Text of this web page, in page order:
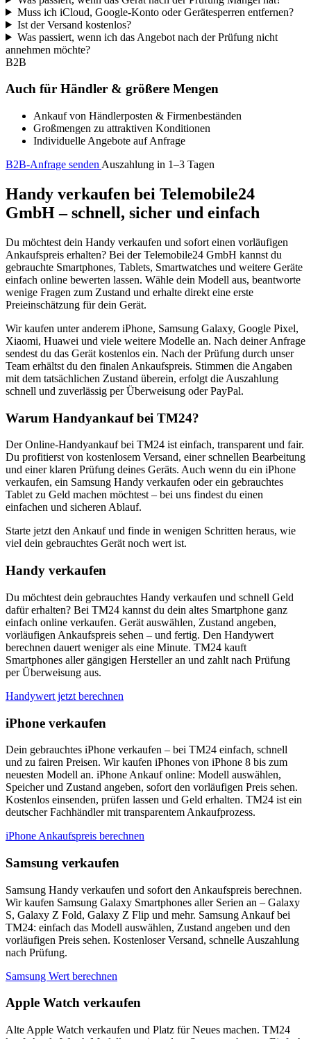
Muss ich iCloud, Google-Konto oder Gerätesperren entfernen?
Ist der Versand kostenlos?
Was passiert, wenn ich das Angebot nach der Prüfung nicht
annehmen möchte?
B2B
Auch für Händler & größere Mengen
Ankauf von Händlerposten & Firmenbeständen
Großmengen zu attraktiven Konditionen
Individuelle Angebote auf Anfrage
B2B-Anfrage senden Auszahlung in 1–3 Tagen
Handy verkaufen bei Telemobile24
GmbH – schnell, sicher und einfach
Du möchtest dein Handy verkaufen und sofort einen vorläufigen
Ankaufspreis erhalten? Bei der Telemobile24 GmbH kannst du
gebrauchte Smartphones, Tablets, Smartwatches und weitere Geräte
einfach online bewerten lassen. Wähle dein Modell aus, beantworte
wenige Fragen zum Zustand und erhalte direkt eine erste
Preieinschätzung für dein Gerät.
Wir kaufen unter anderem iPhone, Samsung Galaxy, Google Pixel,
Xiaomi, Huawei und viele weitere Modelle an. Nach deiner Anfrage
sendest du das Gerät kostenlos ein. Nach der Prüfung durch unser
Team erhältst du den finalen Ankaufspreis. Stimmen die Angaben
mit dem tatsächlichen Zustand überein, erfolgt die Auszahlung
schnell und zuverlässig per Überweisung oder PayPal.
Warum Handyankauf bei TM24?
Der Online-Handyankauf bei TM24 ist einfach, transparent und fair.
Du profitierst von kostenlosem Versand, einer schnellen Bearbeitung
und einer klaren Prüfung deines Geräts. Auch wenn du ein iPhone
verkaufen, ein Samsung Handy verkaufen oder ein gebrauchtes
Tablet zu Geld machen möchtest – bei uns findest du einen
einfachen und sicheren Ablauf.
Starte jetzt den Ankauf und finde in wenigen Schritten heraus, wie
viel dein gebrauchtes Gerät noch wert ist.
Handy verkaufen
Du möchtest dein gebrauchtes Handy verkaufen und schnell Geld
dafür erhalten? Bei TM24 kannst du dein altes Smartphone ganz
einfach online verkaufen. Gerät auswählen, Zustand angeben,
vorläufigen Ankaufspreis sehen – und fertig. Den Handywert
berechnen dauert weniger als eine Minute. TM24 kauft
Smartphones aller gängigen Hersteller an und zahlt nach Prüfung
per Überweisung aus.
Handywert jetzt berechnen
iPhone verkaufen
Dein gebrauchtes iPhone verkaufen – bei TM24 einfach, schnell
und zu fairen Preisen. Wir kaufen iPhones von iPhone 8 bis zum
neuesten Modell an. iPhone Ankauf online: Modell auswählen,
Speicher und Zustand angeben, sofort den vorläufigen Preis sehen.
Kostenlos einsenden, prüfen lassen und Geld erhalten. TM24 ist ein
deutscher Fachhändler mit transparentem Ankaufprozess.
iPhone Ankaufspreis berechnen
Samsung verkaufen
Samsung Handy verkaufen und sofort den Ankaufspreis berechnen.
Wir kaufen Samsung Galaxy Smartphones aller Serien an – Galaxy
S, Galaxy Z Fold, Galaxy Z Flip und mehr. Samsung Ankauf bei
TM24: einfach das Modell auswählen, Zustand angeben und den
vorläufigen Preis sehen. Kostenloser Versand, schnelle Auszahlung
nach Prüfung.
Samsung Wert berechnen
Apple Watch verkaufen
Alte Apple Watch verkaufen und Platz für Neues machen. TM24